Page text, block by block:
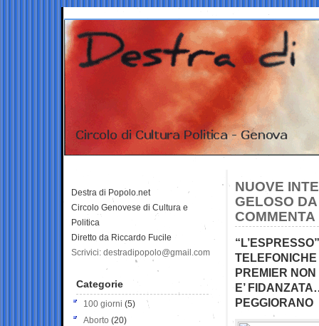
NUOVE
GELOSO
COMMENTA
PREMIER NON
E’
PEGGIORANO
Destra di Popolo.net
Circolo Genovese di Cultura e
Politica
Diretto da Riccardo Fucile
Scrivici: destradipopolo@gmail.com
Categorie
100 giorni (5)
Aborto (20)